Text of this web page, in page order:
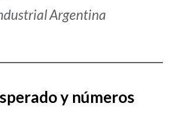
Argentina
y números